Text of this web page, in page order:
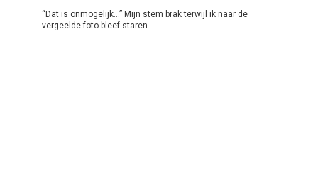
“Dat is onmogelijk…” Mijn stem brak terwijl ik naar de
vergeelde foto bleef staren.